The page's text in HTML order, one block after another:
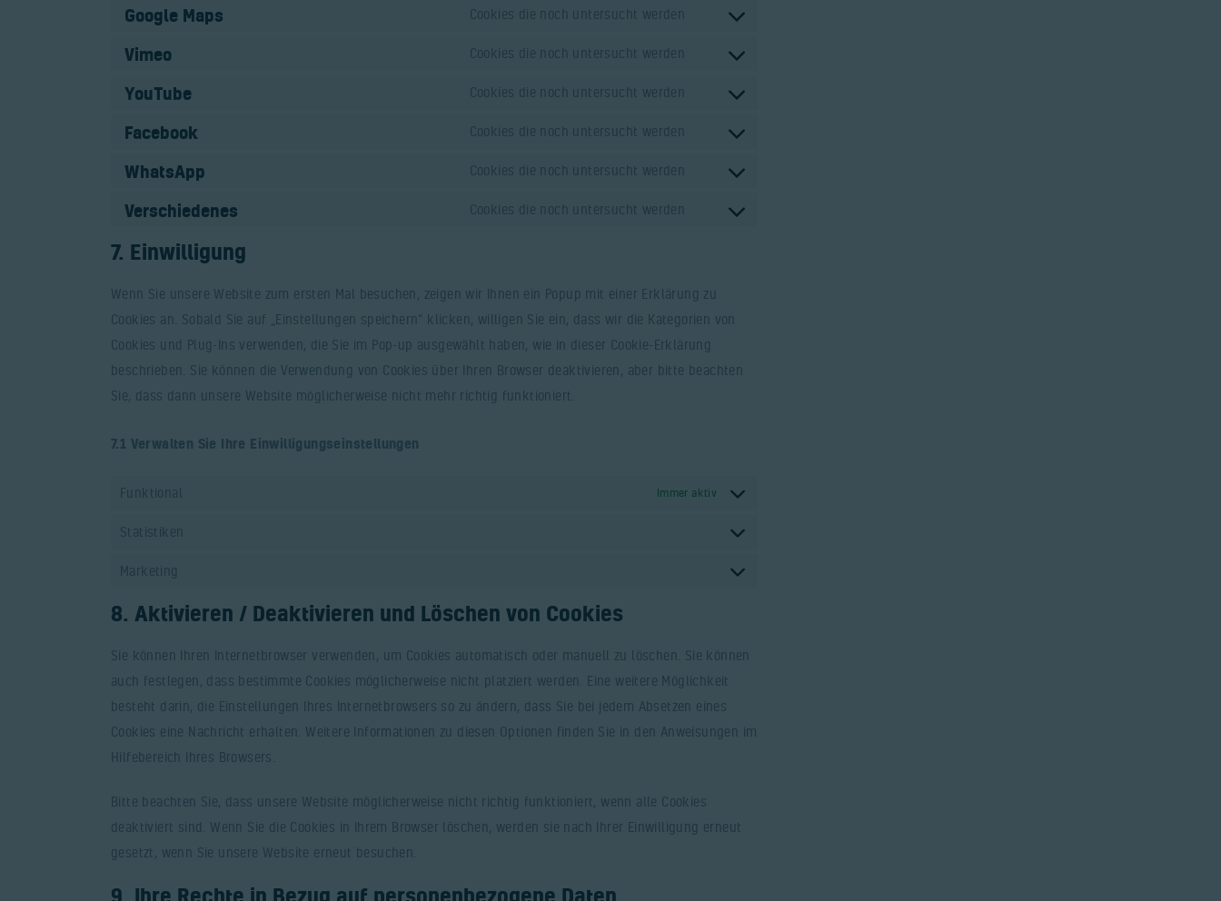
Google Maps Cookies die noch untersucht werden
Vimeo Cookies die noch untersucht werden
YouTube Cookies die noch untersucht werden
Facebook Cookies die noch untersucht werden
WhatsApp Cookies die noch untersucht werden
Verschiedenes Cookies die noch untersucht werden
7. Einwilligung
Wenn Sie unsere Website zum ersten Mal besuchen, zeigen wir Ihnen ein Popup mit einer Erklärung zu
Cookies an. Sobald Sie auf „Einstellungen speichern“ klicken, willigen Sie ein, dass wir die Kategorien von
Cookies und Plug-Ins verwenden, die Sie im Pop-up ausgewählt haben, wie in dieser Cookie-Erklärung
beschrieben. Sie können die Verwendung von Cookies über Ihren Browser deaktivieren, aber bitte beachten
Sie, dass dann unsere Website möglicherweise nicht mehr richtig funktioniert.
7.1 Verwalten Sie Ihre Einwilligungseinstellungen
Funktional Immer aktiv
Statistiken
Marketing
8. Aktivieren / Deaktivieren und Löschen von Cookies
Sie können Ihren Internetbrowser verwenden, um Cookies automatisch oder manuell zu löschen. Sie können
auch festlegen, dass bestimmte Cookies möglicherweise nicht platziert werden. Eine weitere Möglichkeit
besteht darin, die Einstellungen Ihres Internetbrowsers so zu ändern, dass Sie bei jedem Absetzen eines
Cookies eine Nachricht erhalten. Weitere Informationen zu diesen Optionen finden Sie in den Anweisungen im
Hilfebereich Ihres Browsers.
Bitte beachten Sie, dass unsere Website möglicherweise nicht richtig funktioniert, wenn alle Cookies
deaktiviert sind. Wenn Sie die Cookies in Ihrem Browser löschen, werden sie nach Ihrer Einwilligung erneut
gesetzt, wenn Sie unsere Website erneut besuchen.